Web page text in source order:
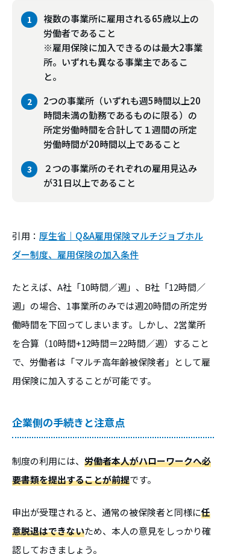
複数の事業所に雇用される65歳以上の
労働者であること
※雇用保険に加入できるのは最大2事業
所。いずれも異なる事業主であるこ
と。
2つの事業所（いずれも週5時間以上20
時間未満の勤務であるものに限る）の
所定労働時間を合計して１週間の所定
労働時間が20時間以上であること
２つの事業所のそれぞれの雇用見込み
が31日以上であること
引用： 厚生省｜Q&A雇用保険マルチジョブホル
ダー制度、雇用保険の加入条件
たとえば、A社「10時間／週」、B社「12時間／
週」の場合、1事業所のみでは週20時間の所定労
働時間を下回ってしまいます。しかし、2営業所
を合算（10時間+12時間＝22時間／週）すること
で、労働者は「マルチ高年齢被保険者」として雇
用保険に加入することが可能です。
企業側の手続きと注意点
制度の利用には、 労働者本人がハローワークへ必
要書類を提出することが前提です。
申出が受理されると、通常の被保険者と同様に任
意脱退はできないため、本人の意見をしっかり確
認しておきましょう。